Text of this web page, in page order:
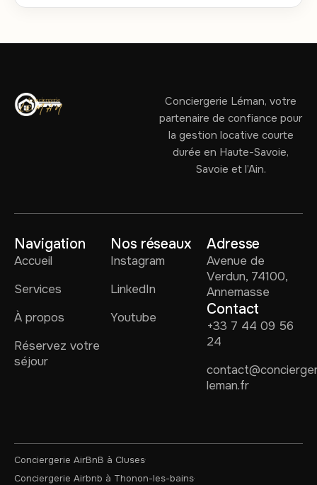
Conciergerie Léman, votre
partenaire de confiance pour
la gestion locative courte
durée en Haute-Savoie,
Savoie et l’Ain.
Navigation
Accueil
Services
À propos
Réservez votre
séjour
Nos réseaux
Instagram
LinkedIn
Youtube
Adresse
Avenue de
Verdun, 74100,
Annemasse
Contact
+33 7 44 09 56
24
leman.fr
Conciergerie AirBnB à Cluses
Conciergerie Airbnb à Thonon-les-bains